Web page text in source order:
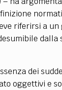
riferirsi a
dalla
dei
oggettivi e